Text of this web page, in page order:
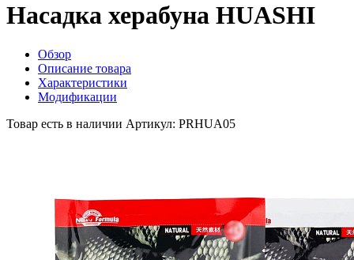
Насадка херабуна HUASHI
Обзор
Описание товара
Характеристики
Модификации
Товар есть в наличии Артикул: PRHUA05